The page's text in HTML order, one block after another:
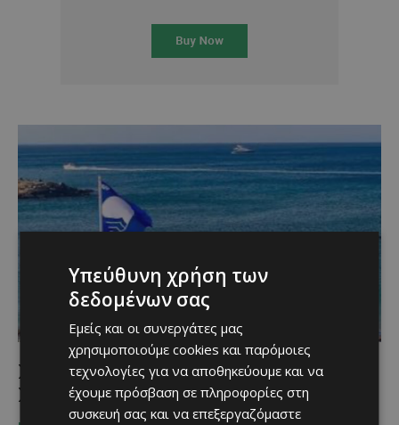
ΣΟΚ: Η Κύπρος χάνει οκτώ Γαλάζιες
Σημαίες λόγω περιστατικών ρύπανσης
Υπεύθυνη χρήση των
δεδομένων σας
Εμείς και οι συνεργάτες μας
χρησιμοποιούμε cookies και παρόμοιες
τεχνολογίες για να αποθηκεύουμε και να
έχουμε πρόσβαση σε πληροφορίες στη
συσκευή σας και να επεξεργαζόμαστε